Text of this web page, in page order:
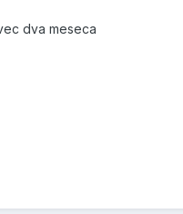
dva meseca